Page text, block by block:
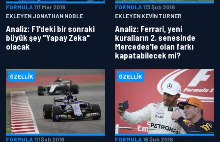
FORMULA 117 Mar 2018
EKLEYEN JONATHAN NOBLE
Analiz: F1'deki bir sonraki
büyük şey "Yapay Zeka"
olacak
FORMULA 113 Şub 2018
EKLEYEN KEVIN TURNER
Analiz: Ferrari, yeni
kuralların 2. senesinde
Mercedes'le olan farkı
kapatabilecek mi?
ÖZELLIK
FORMULA 111 Şub 2018
ÖZELLIK
FORMULA 16 Şub 2018